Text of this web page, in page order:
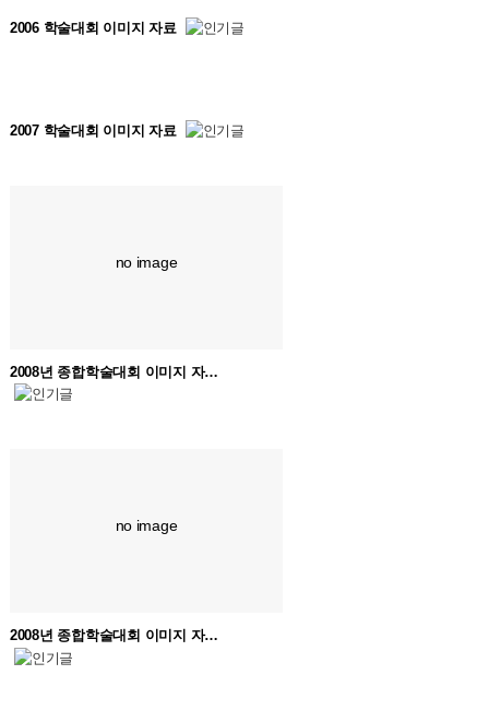
2006 학술대회 이미지 자료
2007 학술대회 이미지 자료
no image
2008년 종합학술대회 이미지 자…
no image
2008년 종합학술대회 이미지 자…